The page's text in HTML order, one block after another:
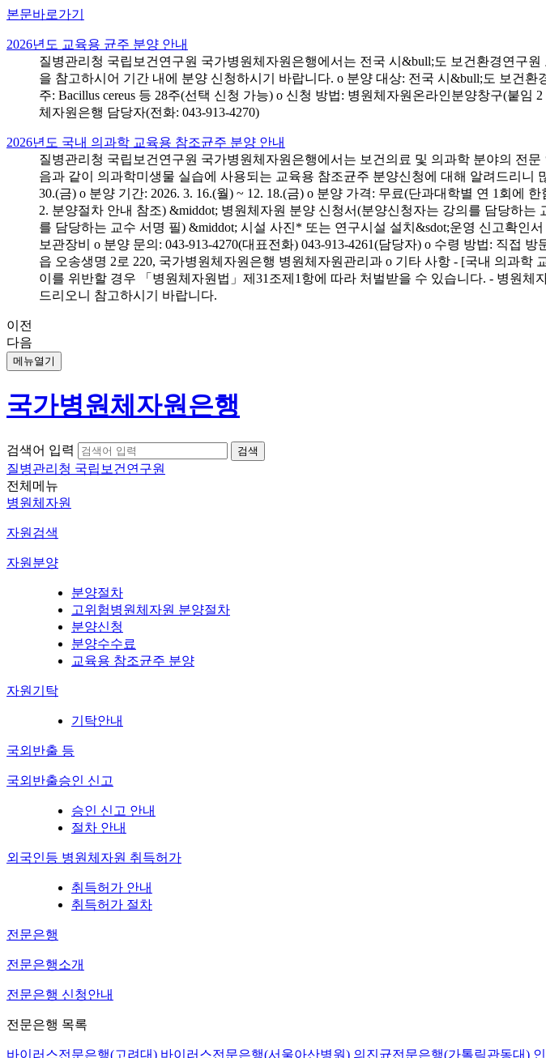
본문바로가기
2026년도 교육용 균주 분양 안내
질병관리청 국립보건연구원 국가병원체자원은행에서는 전국 시&bull;도 보건환경연구
을 참고하시어 기간 내에 분양 신청하시기 바랍니다. o 분양 대상: 전국 시&bull;도 보건환
주: Bacillus cereus 등 28주(선택 신청 가능) o 신청 방법: 병원체자원온라인분양창구(붙
체자원은행 담당자(전화: 043-913-4270)
2026년도 국내 의과학 교육용 참조균주 분양 안내
질병관리청 국립보건연구원 국가병원체자원은행에서는 보건의료 및 의과학 분야의 전
음과 같이 의과학미생물 실습에 사용되는 교육용 참조균주 분양신청에 대해 알려드리니
30.(금) o 분양 기간: 2026. 3. 16.(월) ~ 12. 18.(금) o 분양 가격: 무료(단과대학별 연 1회에
2. 분양절차 안내 참조) &middot; 병원체자원 분양 신청서(분양신청자는 강의를 담당하
를 담당하는 교수 서명 필) &middot; 시설 사진* 또는 연구시설 설치&sdot;운영 신고확
보관장비 o 분양 문의: 043-913-4270(대표전화) 043-913-4261(담당자) o 수령 방법: 직접
읍 오송생명 2로 220, 국가병원체자원은행 병원체자원관리과 o 기타 사항 - [국내 의과
이를 위반할 경우 「병원체자원법」제31조제1항에 따라 처벌받을 수 있습니다. - 병원
드리오니 참고하시기 바랍니다.
이전
다음
메뉴열기
국가병원체자원은행
검색어 입력
질병관리청 국립보건연구원
전체메뉴
병원체자원
자원검색
자원분양
분양절차
고위험병원체자원 분양절차
분양신청
분양수수료
교육용 참조균주 분양
자원기탁
기탁안내
국외반출 등
국외반출승인 신고
승인 신고 안내
절차 안내
외국인등 병원체자원 취득허가
취득허가 안내
취득허가 절차
전문은행
전문은행소개
전문은행 신청안내
전문은행 목록
바이러스전문은행(고려대) 바이러스전문은행(서울아산병원) 의진균전문은행(가톨릭관동대)